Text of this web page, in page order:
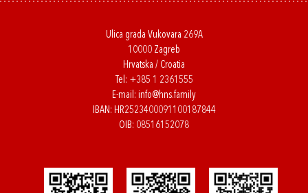
Ulica grada Vukovara 269A
10000 Zagreb
Hrvatska / Croatia
Tel: +385 1 2361555
E-mail: info@hns.family
IBAN: HR2523400091100187844
OIB: 08516152078